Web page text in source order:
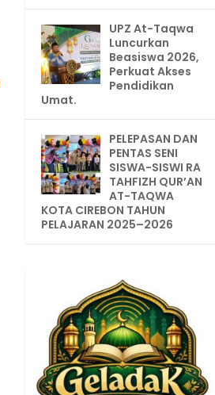
UPZ At-Taqwa
Luncurkan
Beasiswa 2026,
Perkuat Akses
Pendidikan
Umat.
PELEPASAN DAN
PENTAS SENI
SISWA-SISWI RA
TAHFIZH QUR’AN
AT-TAQWA
KOTA CIREBON TAHUN
PELAJARAN 2025–2026